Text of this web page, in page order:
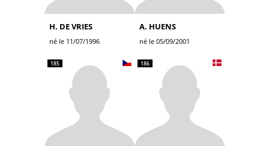
H. DE VRIES
né le 11/07/1996
A. HUENS
né le 05/09/2001
185 186